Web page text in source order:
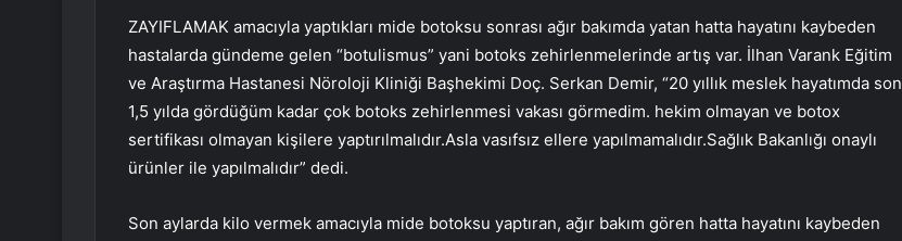
ZAYIFLAMAK amacıyla yaptıkları mide botoksu sonrası ağır bakımda yatan hatta hayatını kaybeden
hastalarda gündeme gelen “botulismus” yani botoks zehirlenmelerinde artış var. İlhan Varank Eğitim
ve Araştırma Hastanesi Nöroloji Kliniği Başhekimi Doç. Serkan Demir, “20 yıllık meslek hayatımda son
1,5 yılda gördüğüm kadar çok botoks zehirlenmesi vakası görmedim. hekim olmayan ve botox
sertifikası olmayan kişilere yaptırılmalıdır.Asla vasıfsız ellere yapılmamalıdır.Sağlık Bakanlığı onaylı
ürünler ile yapılmalıdır” dedi.
Son aylarda kilo vermek amacıyla mide botoksu yaptıran, ağır bakım gören hatta hayatını kaybeden